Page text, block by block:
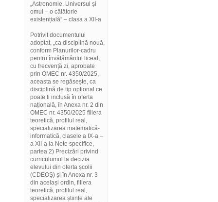
„Astronomie. Universul și
omul – o călătorie
existențială” – clasa a XII-a
Potrivit documentului
adoptat, „ca disciplină nouă,
conform Planurilor-cadru
pentru învățământul liceal,
cu frecvență zi, aprobate
prin OMEC nr. 4350/2025,
aceasta se regăsește, ca
disciplină de tip opțional ce
poate fi inclusă în oferta
națională, în Anexa nr. 2 din
OMEC nr. 4350/2025 filiera
teoretică, profilul real,
specializarea matematică-
informatică, clasele a IX-a –
a XII-a la Note specifice,
partea 2) Precizări privind
curriculumul la decizia
elevului din oferta școlii
(CDEOȘ) și în Anexa nr. 3
din același ordin, filiera
teoretică, profilul real,
specializarea științe ale